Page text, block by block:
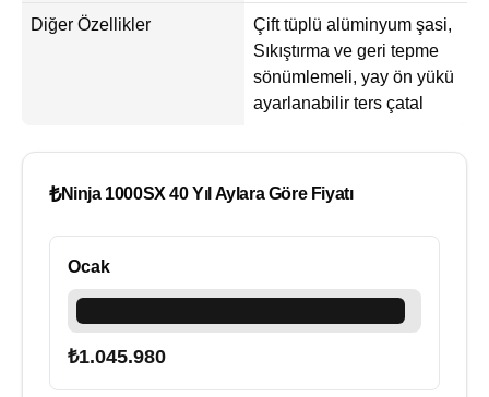
Diğer Özellikler
Çift tüplü alüminyum şasi,
Sıkıştırma ve geri tepme
sönümlemeli, yay ön yükü
ayarlanabilir ters çatal
₺Ninja 1000SX 40 Yıl Aylara Göre Fiyatı
Ocak
₺1.045.980